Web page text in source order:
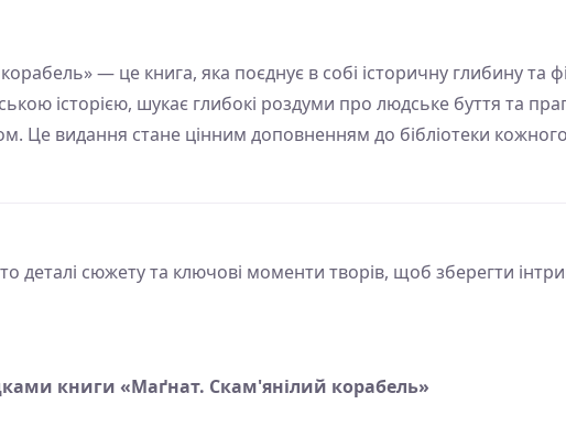
— це книга, яка поєднує в собі історичну глибину та
історією, шукає глибокі роздуми про людське буття та
Це видання стане цінним доповненням до бібліотеки
деталі сюжету та ключові моменти творів, щоб зберегти
книги «Маґнат. Скам'янілий корабель»